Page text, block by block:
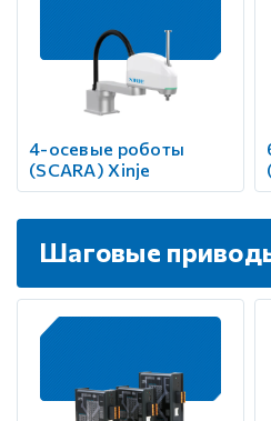
4-осевые роботы
(SCARA) Xinje
Шаговые